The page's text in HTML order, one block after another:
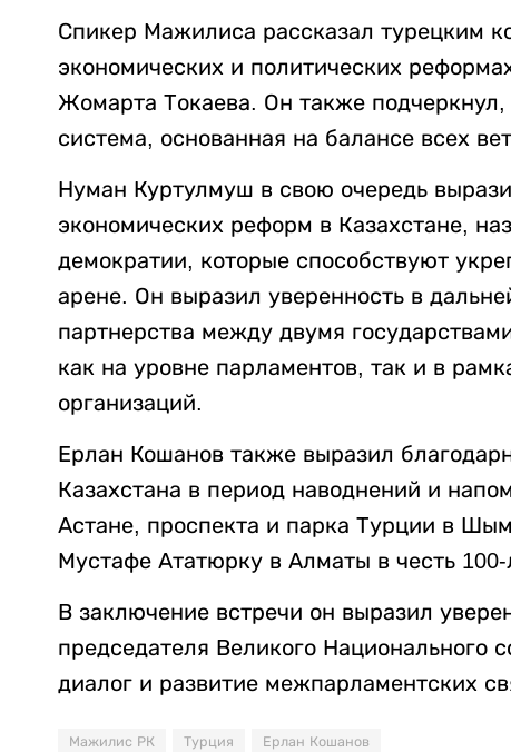
Спикер Мажилиса рассказал турецким
экономических и политических
Жомарта Токаева. Он также подчеркнул,
система, основанная на балансе всех
Нуман Куртулмуш в свою очередь
экономических реформ в Казахстане,
демократии, которые способствуют
арене. Он выразил уверенность в
партнерства между двумя
как на уровне парламентов, так и в
организаций.
Ерлан Кошанов также выразил
Казахстана в период наводнений и
Астане, проспекта и парка Турции в
Мустафе Ататюрку в Алматы в честь
В заключение встречи он выразил
председателя Великого Национального
диалог и развитие межпарламентских
Мажилис РК Турция Ерлан Кошанов